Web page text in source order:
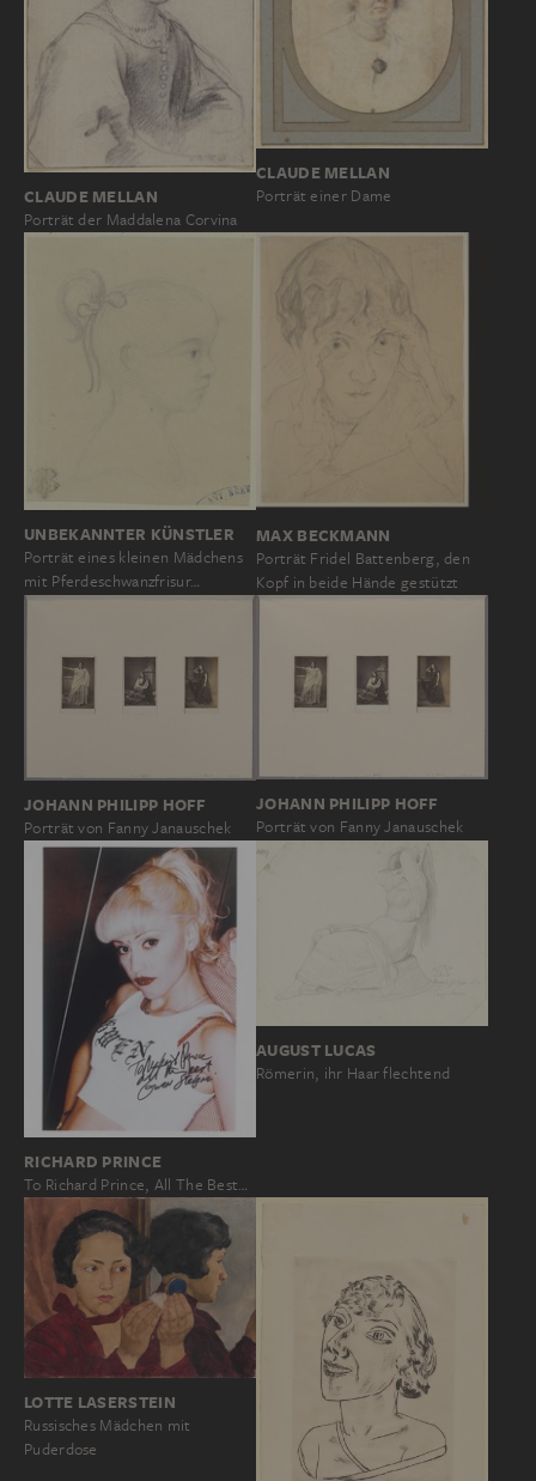
CLAUDE MELLAN
Porträt der Maddalena Corvina
CLAUDE MELLAN
Porträt einer Dame
UNBEKANNTER KÜNSTLER
Porträt eines kleinen Mädchens
mit Pferdeschwanzfrisur…
MAX BECKMANN
Porträt Fridel Battenberg, den
Kopf in beide Hände gestützt
JOHANN PHILIPP HOFF
Porträt von Fanny Janauschek
JOHANN PHILIPP HOFF
Porträt von Fanny Janauschek
RICHARD PRINCE
To Richard Prince, All The Best…
AUGUST LUCAS
Römerin, ihr Haar flechtend
LOTTE LASERSTEIN
Russisches Mädchen mit
Puderdose